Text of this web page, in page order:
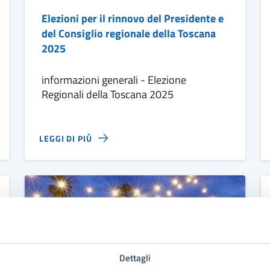
Dettagli
Elezioni per il rinnovo del Presidente e
del Consiglio regionale della Toscana
2025
informazioni generali - Elezione
Regionali della Toscana 2025
LEGGI DI PIÙ